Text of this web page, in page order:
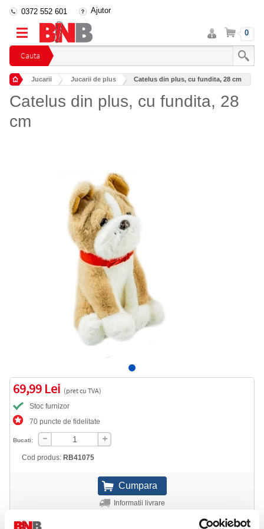
Cauta
0372 552 601 Ajutor
Intra
in
cont
Cos 0
Jucarii Jucarii de plus Catelus din plus, cu fundita, 28 cm
Catelus din plus, cu fundita, 28
cm
69,99 Lei (pret cu TVA)
Stoc furnizor
70 puncte de fidelitate
Bucati:
Cod produs: RB41075
Informatii livrare